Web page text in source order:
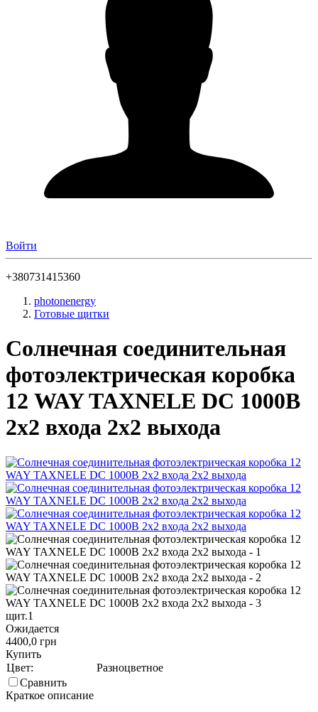
Войти
+380731415360
photonenergy
Готовые щитки
Солнечная соединительная
фотоэлектрическая коробка
12 WAY TAXNELE DC 1000В
2х2 входа 2х2 выхода
щит.1
Ожидается
4400,0 грн
Купить
Цвет:
Разноцветное
Сравнить
Краткое описание